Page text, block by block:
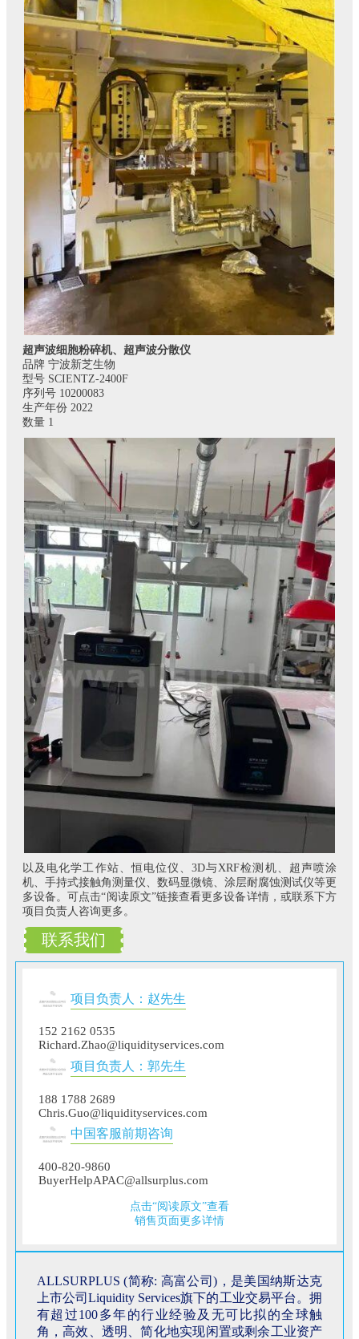
超声波细胞粉碎机、超声波分散仪
品牌 宁波新芝生物
型号 SCIENTZ-2400F
序列号 10200083
生产年份 2022
数量 1
以及电化学工作站、恒电位仪、3D与XRF检测机、超声喷涂
机、手持式接触角测量仪、数码显微镜、涂层耐腐蚀测试仪等更
多设备。可点击“阅读原文”链接查看更多设备详情，或联系下方
项目负责人咨询更多。
联系我们
项目负责人：赵先生
152 2162 0535
Richard.Zhao@liquidityservices.com
项目负责人：郭先生
188 1788 2689
Chris.Guo@liquidityservices.com
中国客服前期咨询
400-820-9860
BuyerHelpAPAC@allsurplus.com
点击“阅读原文”查看
销售页面更多详情
ALLSURPLUS (简称: 高富公司)，是美国纳斯达克
上市公司Liquidity Services旗下的工业交易平台。拥
有超过100多年的行业经验及无可比拟的全球触
角，高效、透明、简化地实现闲置或剩余工业资产